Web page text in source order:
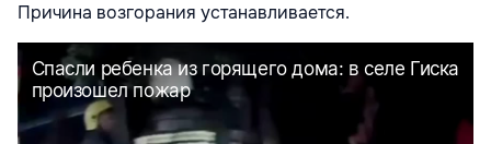
Причина возгорания устанавливается.